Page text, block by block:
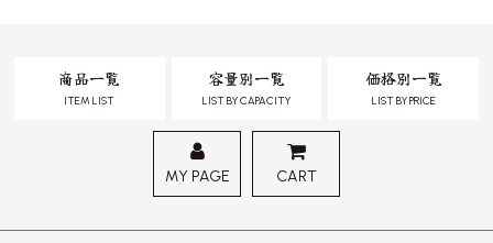
商品一覧
ITEM LIST
容量別一覧
LIST BY CAPACITY
価格別一覧
LIST BY PRICE
MY PAGE CART